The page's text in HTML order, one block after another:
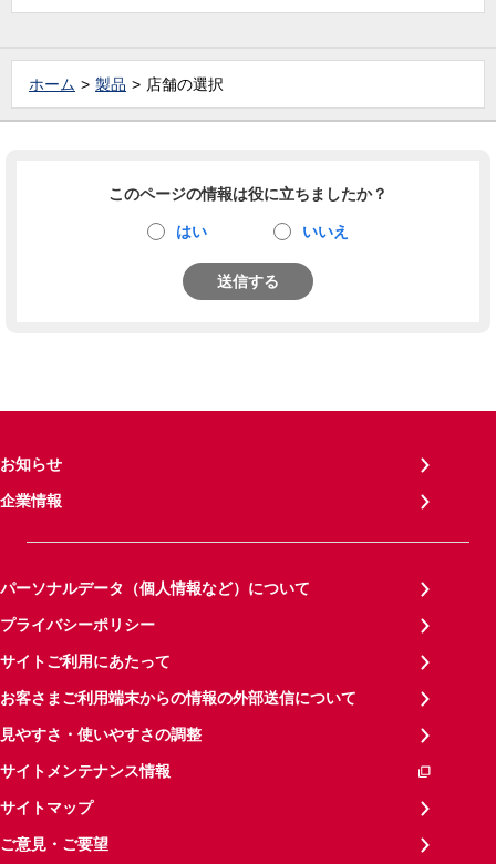
ホーム 製品 店舗の選択
このページの情報は役に立ちましたか？
はい いいえ
送信する
お知らせ
企業情報
パーソナルデータ（個人情報など）について
プライバシーポリシー
サイトご利用にあたって
お客さまご利用端末からの情報の外部送信について
見やすさ・使いやすさの調整
サイトメンテナンス情報
サイトマップ
ご意見・ご要望